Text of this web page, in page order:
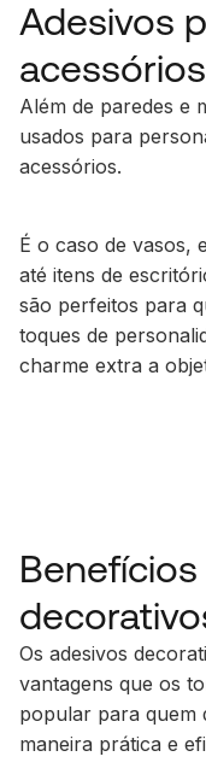
Adesivos
acessórios
Além de paredes e
usados para
acessórios.
É o caso de vasos,
até itens de
são perfeitos para
toques de
charme extra a
Os adesivos
vantagens que os
popular para quem
maneira prática e